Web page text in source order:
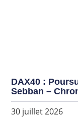
DAX40 :
Sebban –
30 juillet 2026